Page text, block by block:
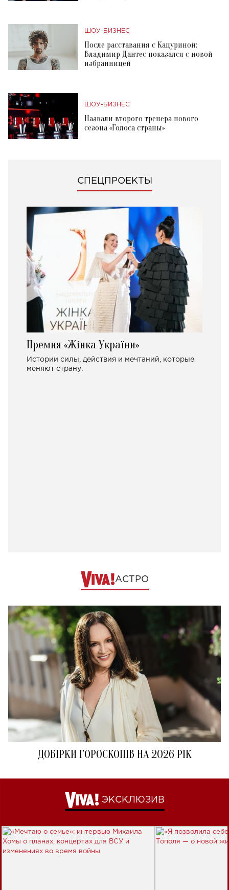
ШОУ-БИЗНЕС
После расставания с Кацуриной:
Владимир Дантес показался с новой
избранницей
ШОУ-БИЗНЕС
Назвали второго тренера нового
сезона «Голоса страны»
СПЕЦПРОЕКТЫ
Премия «Жінка України»
Истории силы, действия и мечтаний, которые
меняют страну.
АСТРО
ДОБІРКИ ГОРОСКОПІВ НА 2026 РІК
ЭКСКЛЮЗИВ